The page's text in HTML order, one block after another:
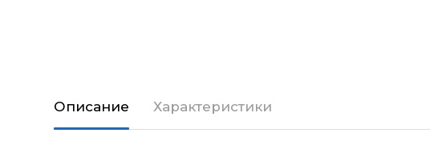
Описание Характеристики